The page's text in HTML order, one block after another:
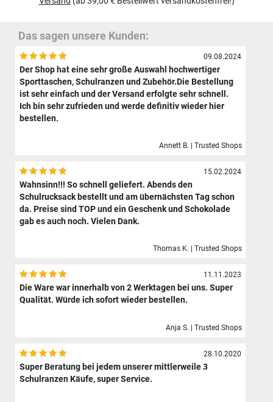
Das sagen unsere Kunden:
09.08.2024
Der Shop hat eine sehr große Auswahl hochwertiger
Sporttaschen, Schulranzen und Zubehör.Die Bestellung
ist sehr einfach und der Versand erfolgte sehr schnell.
Ich bin sehr zufrieden und werde definitiv wieder hier
bestellen.
Annett B. | Trusted Shops
15.02.2024
Wahnsinn!!! So schnell geliefert. Abends den
Schulrucksack bestellt und am übernächsten Tag schon
da. Preise sind TOP und ein Geschenk und Schokolade
gab es auch noch. Vielen Dank.
Thomas K. | Trusted Shops
11.11.2023
Die Ware war innerhalb von 2 Werktagen bei uns. Super
Qualität. Würde ich sofort wieder bestellen.
Anja S. | Trusted Shops
28.10.2020
Super Beratung bei jedem unserer mittlerweile 3
Schulranzen Käufe, super Service.